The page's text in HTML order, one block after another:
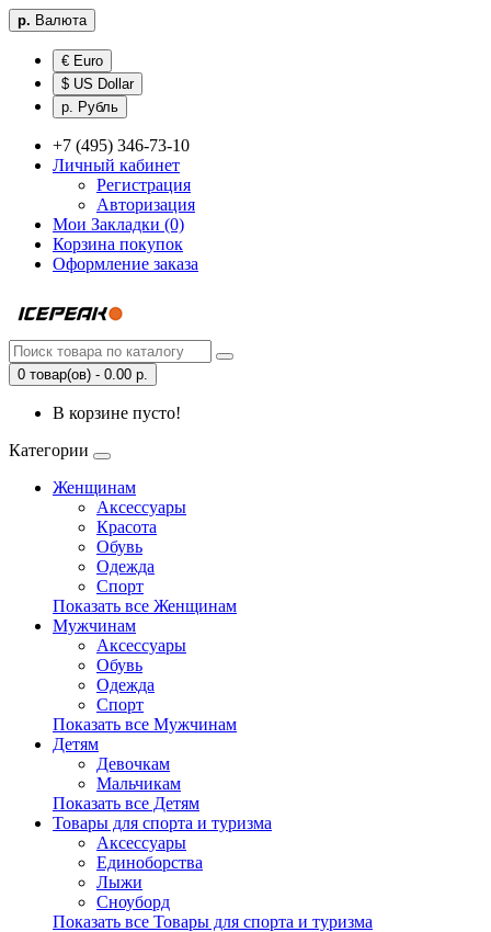
р. Валюта
€ Euro
$ US Dollar
р. Рубль
+7 (495) 346-73-10
Личный кабинет
Регистрация
Авторизация
Мои Закладки (0)
Корзина покупок
Оформление заказа
0 товар(ов) - 0.00 р.
В корзине пусто!
Категории
Женщинам
Аксессуары
Красота
Обувь
Одежда
Спорт
Показать все Женщинам
Мужчинам
Аксессуары
Обувь
Одежда
Спорт
Показать все Мужчинам
Детям
Девочкам
Мальчикам
Показать все Детям
Товары для спорта и туризма
Аксессуары
Единоборства
Лыжи
Сноуборд
Показать все Товары для спорта и туризма